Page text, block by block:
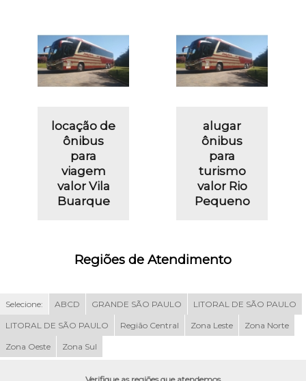
locação de
ônibus
para
viagem
valor Vila
Buarque
alugar
ônibus
para
turismo
valor Rio
Pequeno
Regiões de Atendimento
Selecione: ABCD GRANDE SÃO PAULO LITORAL DE SÃO PAULO
LITORAL DE SÃO PAULO Região Central Zona Leste Zona Norte
Zona Oeste Zona Sul